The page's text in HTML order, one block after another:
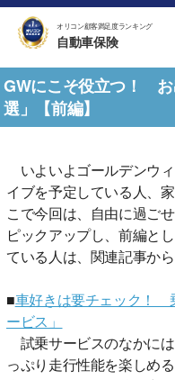
オリコン顧客満足度ランキング
自動車保険
GWにこそ役立つ！ お
選」【前編】
いよいよゴールデンウ
イブを予定している人、
こで今回は、自由に過ご
ピックアップし、前編と
ている人は、関連記事か
■車好きは要チェック！
ービス」
試乗サービスのなかに
っぷり走行性能を楽しめ